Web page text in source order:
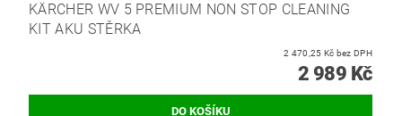
KÄRCHER WV 5 PREMIUM NON STOP CLEANING
KIT AKU STĚRKA
2 470,25 Kč bez DPH
2 989 Kč